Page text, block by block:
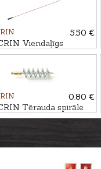
5.50 €
Viendaļīgs
tīrāmais kāts
0.80 €
Tērauda spirāle